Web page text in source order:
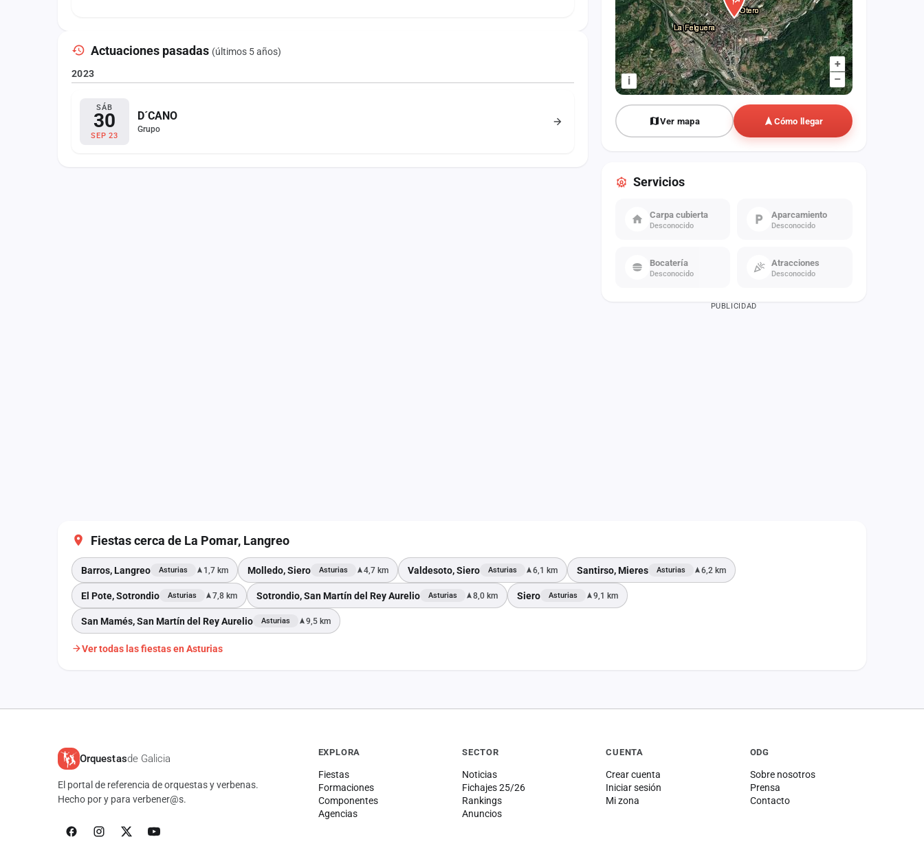
Actuaciones pasadas (últimos 5 años)
2023
SÁB
30
SEP 23
D´CANO
Grupo
+
–
i
Ver mapa Cómo llegar
Servicios
Carpa cubierta
Desconocido
Aparcamiento
Desconocido
Bocatería
Desconocido
Atracciones
Desconocido
PUBLICIDAD
Fiestas cerca de La Pomar, Langreo
Barros, Langreo Asturias 1,7 km Molledo, Siero Asturias 4,7 km Valdesoto, Siero Asturias 6,1 km Santirso, Mieres Asturias 6,2 km
El Pote, Sotrondio Asturias 7,8 km Sotrondio, San Martín del Rey Aurelio Asturias 8,0 km Siero Asturias 9,1 km
San Mamés, San Martín del Rey Aurelio Asturias 9,5 km
Ver todas las fiestas en Asturias
Orquestasde Galicia
El portal de referencia de orquestas y verbenas.
Hecho por y para verbener@s.
EXPLORA
Fiestas
Formaciones
Componentes
Agencias
SECTOR
Noticias
Fichajes 25/26
Rankings
Anuncios
CUENTA
Crear cuenta
Iniciar sesión
Mi zona
ODG
Sobre nosotros
Prensa
Contacto